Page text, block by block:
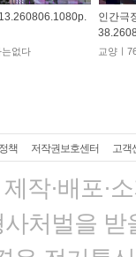
는없다
인간극
교양ㅣ
책 저작권보호센터 고객
작·배포·
처벌을 받